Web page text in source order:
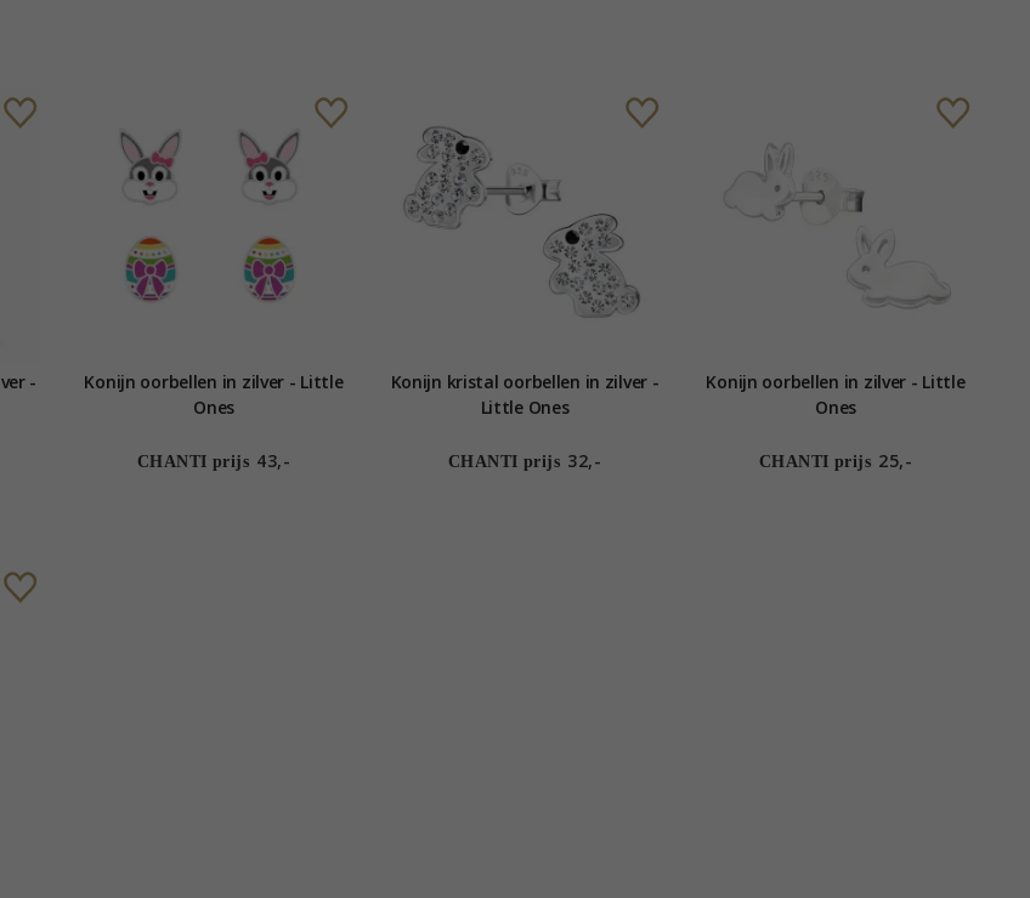
-
Konijn oorbellen in zilver - Little
Ones
CHANTI prijs 43,-
Konijn kristal oorbellen in zilver -
Little Ones
CHANTI prijs 32,-
Konijn oorbellen in zilver - Little
Ones
CHANTI prijs 25,-